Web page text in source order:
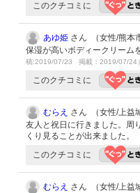
このクチコミに
あゆ姫 さん （女性/熊本
保湿が高いボディークリーム
稿:2019/07/23 掲載：2019/07/24）
このクチコミに
むらえ さん （女性/上益
友人と祝日に行きました。周
くり見ることが出来ました。
このクチコミに
むらえ さん （女性/上益